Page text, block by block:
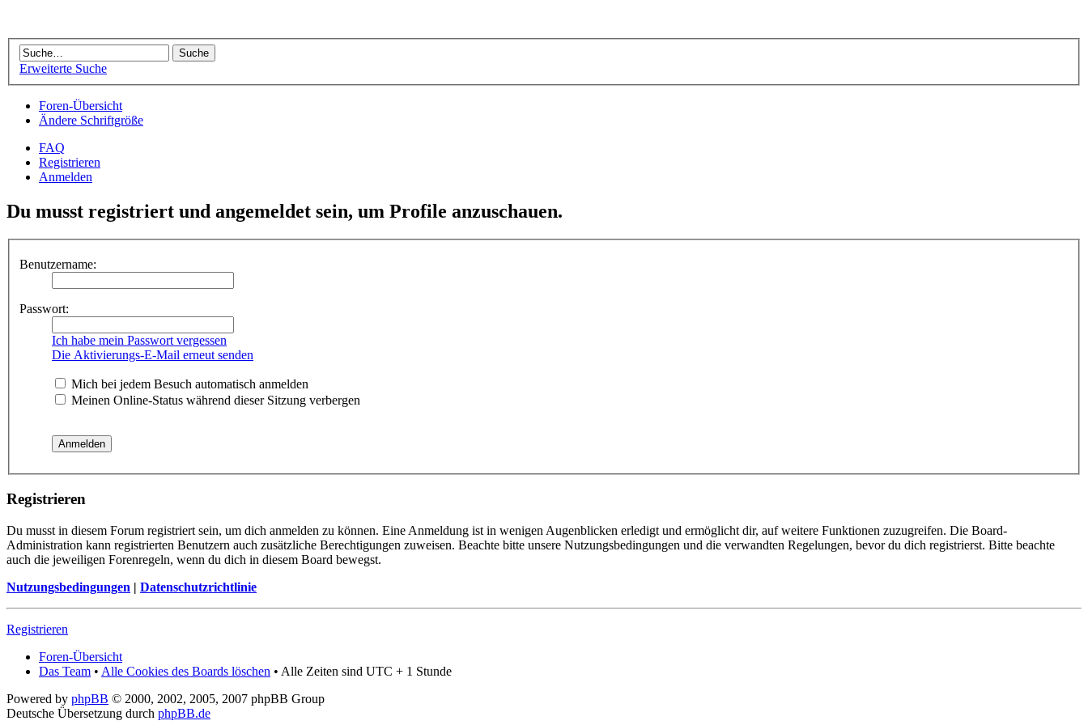
Erweiterte Suche
Foren-Übersicht
Ändere Schriftgröße
FAQ
Registrieren
Anmelden
Du musst registriert und angemeldet sein, um Profile anzuschauen.
Benutzername:
Passwort:
Ich habe mein Passwort vergessen
Die Aktivierungs-E-Mail erneut senden
Mich bei jedem Besuch automatisch anmelden
Meinen Online-Status während dieser Sitzung verbergen
Registrieren
Du musst in diesem Forum registriert sein, um dich anmelden zu können. Eine Anmeldung ist in wenigen Augenblicken erledigt und ermöglicht dir, auf weitere Funktionen zuzugreifen. Die Board-
Administration kann registrierten Benutzern auch zusätzliche Berechtigungen zuweisen. Beachte bitte unsere Nutzungsbedingungen und die verwandten Regelungen, bevor du dich registrierst. Bitte beachte
auch die jeweiligen Forenregeln, wenn du dich in diesem Board bewegst.
Nutzungsbedingungen | Datenschutzrichtlinie
Registrieren
Foren-Übersicht
Das Team • Alle Cookies des Boards löschen • Alle Zeiten sind UTC + 1 Stunde
Powered by phpBB © 2000, 2002, 2005, 2007 phpBB Group
Deutsche Übersetzung durch phpBB.de